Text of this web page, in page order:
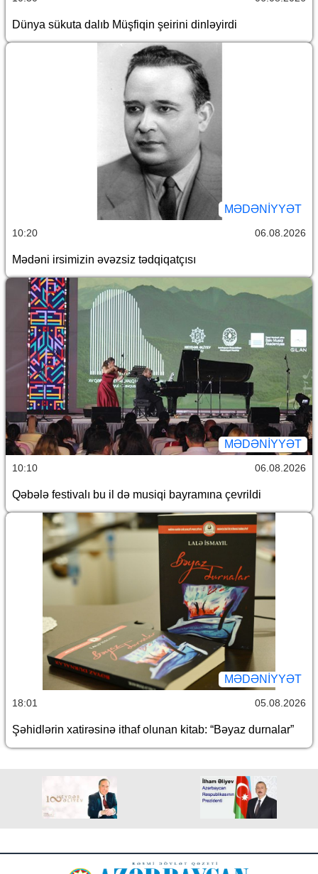
Dünya sükuta dalıb Müşfiqin şeirini dinləyirdi
MƏDƏNIYYƏT
10:20 06.08.2026
Mədəni irsimizin əvəzsiz tədqiqatçısı
MƏDƏNIYYƏT
10:10 06.08.2026
Qəbələ festivalı bu il də musiqi bayramına çevrildi
MƏDƏNIYYƏT
18:01 05.08.2026
Şəhidlərin xatirəsinə ithaf olunan kitab: “Bəyaz durnalar”